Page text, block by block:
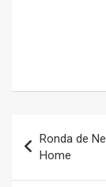
de
entradas
Ronda de
Home